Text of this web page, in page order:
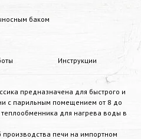
баком
Инструкции
предназначена для быстрого и
с парильным помещением от 8 до
для нагрева воды в
производства печи на импортном